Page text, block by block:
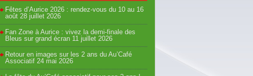
Fêtes d’Aurice 2026 : rendez-vous du 10 au 16
août 28 juillet 2026
Fan Zone à Aurice : vivez la demi-finale des
Bleus sur grand écran 11 juillet 2026
Retour en images sur les 2 ans du Au’Café
Associatif 24 mai 2026